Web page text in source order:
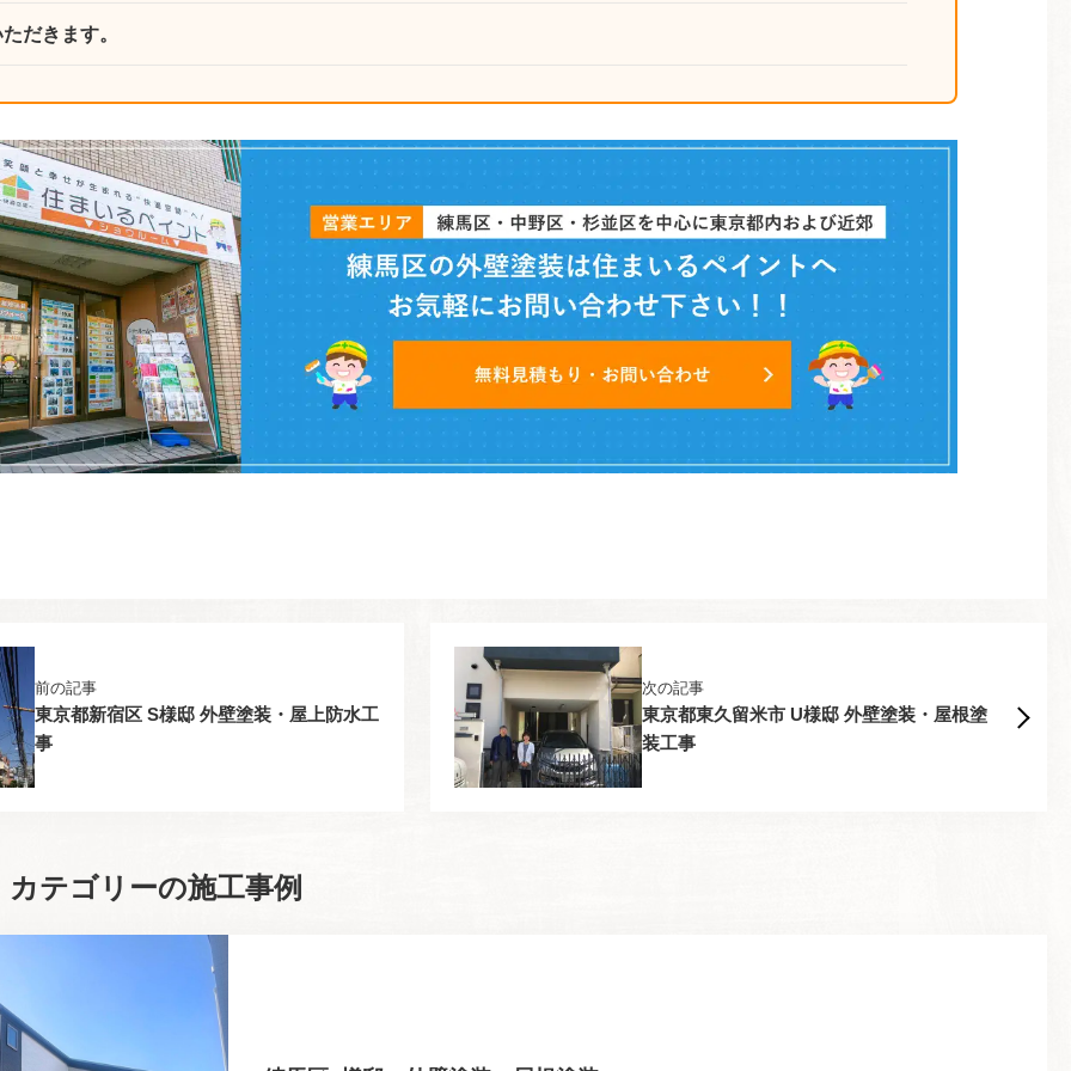
だきます。
前の記事
東京都新宿区 S様邸 外壁塗装・屋上防水工
事
次の記事
東京都東久留米市 U様邸 外壁塗装・屋根塗
装工事
テゴリーの施工事例